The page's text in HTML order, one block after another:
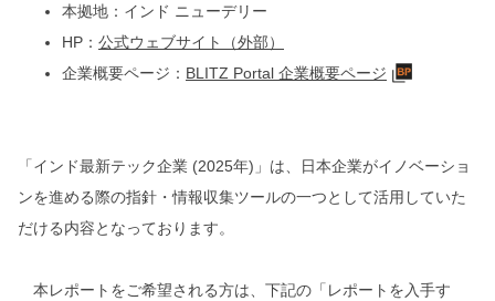
本拠地：インド ニューデリー
HP： 公式ウェブサイト（外部）
企業概要ページ： BLITZ Portal 企業概要ページ
「インド最新テック企業 (2025年)」は、日本企業がイノベーショ
ンを進める際の指針・情報収集ツールの一つとして活用していた
だける内容となっております。
本レポートをご希望される方は、下記の「レポートを入手す